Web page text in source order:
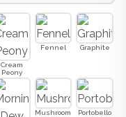
Cream
Peony
Fennel Graphite
Mushroom Portobello